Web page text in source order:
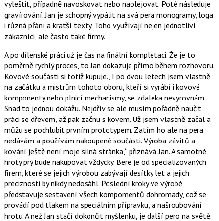
vyleštit, případně navoskovat nebo naolejovat. Poté následuje
gravírování. Jan je schopný vypálit na svá pera monogramy, loga
i různá přání a kratší texty. Toho využívají nejen jednotliví
zákazníci, ale často také firmy.
A po dílenské práci už je čas na finální kompletaci. Že je to
poměrně rychlý proces, to Jan dokazuje přímo během rozhovoru.
Kovové součásti si totiž kupuje. I po dvou letech jsem vlastně
na začátku a mistrům tohoto oboru, kteří si vyrábí i kovové
komponenty nebo plnicí mechanismy, se zdaleka nevyrovnám.
Snad to jednou dokážu. Nejdřív se ale musím pořádně naučit
práci se dřevem, až pak začnu s kovem. Už jsem vlastně začal a
můžu se pochlubit prvním prototypem. Zatím ho ale na pera
nedávám a používám nakoupené součásti. Výroba závitů a
kování ještě není moje silná stránka, přiznává Jan. A samotné
hroty prý bude nakupovat vždycky. Bere je od specializovaných
firem, které se jejich výrobou zabývají desítky let a jejich
preciznosti by nikdy nedosáhl. Poslední kroky ve výrobě
představuje sestavení všech kompomentů dohromady, což se
provádí pod tlakem na speciálním přípravku, a našroubování
hrotu. A než Jan stačí dokončit myšlenku, je další pero na světě.